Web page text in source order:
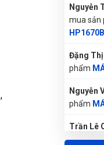
Đặng
phẩm
Nguyễn
phẩm
Trần Lê
sản
Không
gian nơi